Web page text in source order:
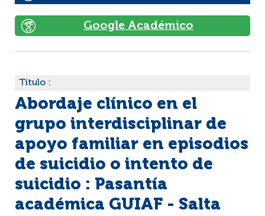
Google Académico
Título :
Abordaje clínico en el
grupo interdisciplinar de
apoyo familiar en episodios
de suicidio o intento de
suicidio : Pasantía
académica GUIAF - Salta